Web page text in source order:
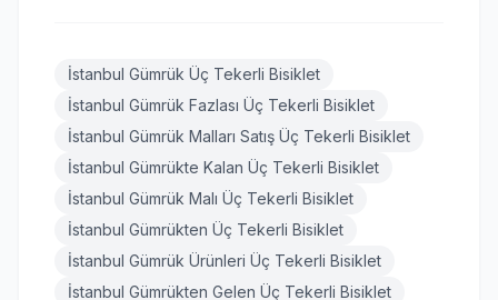
İstanbul Gümrük Üç Tekerli Bisiklet
İstanbul Gümrük Fazlası Üç Tekerli Bisiklet
İstanbul Gümrük Malları Satış Üç Tekerli Bisiklet
İstanbul Gümrükte Kalan Üç Tekerli Bisiklet
İstanbul Gümrük Malı Üç Tekerli Bisiklet
İstanbul Gümrükten Üç Tekerli Bisiklet
İstanbul Gümrük Ürünleri Üç Tekerli Bisiklet
İstanbul Gümrükten Gelen Üç Tekerli Bisiklet